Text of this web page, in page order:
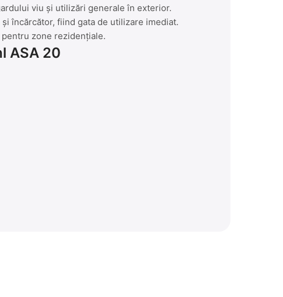
viu și utilizări generale în exterior.
încărcător, fiind gata de utilizare imediat.
zone rezidențiale.
ASA 20